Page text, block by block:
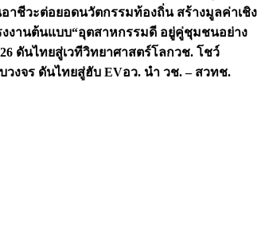
าชีวะต่อยอดนวัตกรรมท้องถิ่น สร้างมูลค่าเชิง
งงานต้นแบบ“อุตสาหกรรมดี อยู่คู่ชุมชนอย่าง
ดันไทยสู่เวทีวิทยาศาสตร์โลกวช. โชว์
วงจร ดันไทยสู่ฮับ EVอว. นำ วช. – สวทช.